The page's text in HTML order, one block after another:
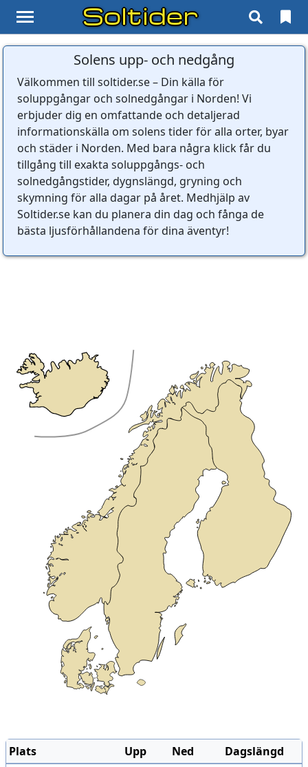
Soltider
Solens upp- och nedgång
Välkommen till soltider.se – Din källa för
soluppgångar och solnedgångar i Norden! Vi
erbjuder dig en omfattande och detaljerad
informationskälla om solens tider för alla orter, byar
och städer i Norden. Med bara några klick får du
tillgång till exakta soluppgångs- och
solnedgångstider, dygnslängd, gryning och
skymning för alla dagar på året. Medhjälp av
Soltider.se kan du planera din dag och fånga de
bästa ljusförhållandena för dina äventyr!
Plats Upp Ned
Dagslängd